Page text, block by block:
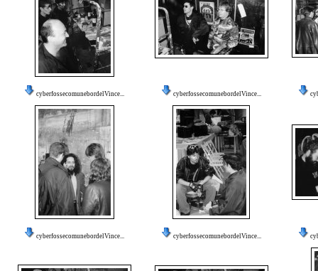
cyberfossecomunebordelVince... cyberfossecomunebordelVince...
cyberfossecomunebordelVince... cyberfossecomunebordelVince...